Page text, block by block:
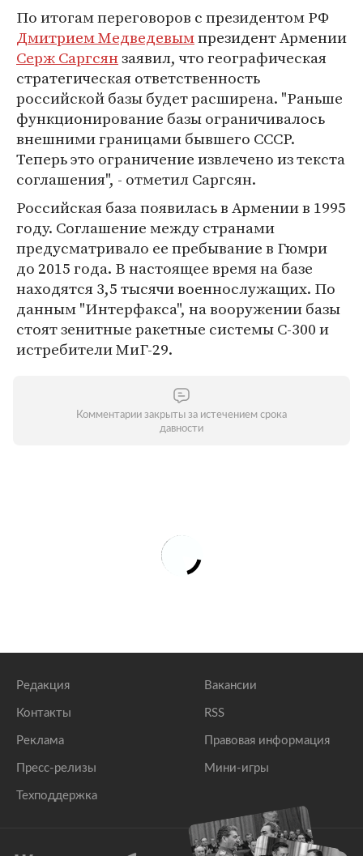
По итогам переговоров с президентом РФ
Дмитрием Медведевымпрезидент Армении
Серж Саргсянзаявил, что географическая
стратегическая ответственность
российской базы будет расширена. "Раньше
функционирование базы ограничивалось
внешними границами бывшего СССР.
Теперь это ограничение извлечено из текста
соглашения", - отметил Саргсян.
Российская база появилась в Армении в 1995
году. Соглашение между странами
предусматривало ее пребывание в Гюмри
до 2015 года. В настоящее время на базе
находятся 3,5 тысячи военнослужащих. По
данным "Интерфакса", на вооружении базы
стоят зенитные ракетные системы С-300 и
истребители МиГ-29.
Комментарии закрыты за истечением срока
давности
Редакция
Контакты
Реклама
Пресс-релизы
Техподдержка
Вакансии
RSS
Правовая информация
Мини-игры